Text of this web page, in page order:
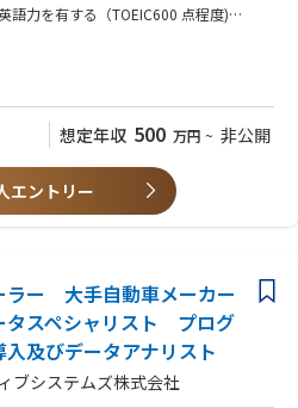
コスト・品質・技術を有する材料・製品
るとともに、
基盤を構築する。
のビジョンを実現する機動力となり、全
品調達業務（発注先決定/管理、価格決
ながら、良品廉価な担当品目の調達を追
競争力と安定調達を実現。
する知識もさることながら、社内外関係
であり、その能力に長け、調整能力に期
語力を有する（TOEIC600 点程度)
識を有し、分析ができる
、チームワークを重視する方
きる方
て仕事に取り組める方
想定年収 500 万円 ~ 非公開
エントリー
ー 大手自動車メーカー
スペシャリスト プログ
及びデータアナリスト
ブシステムズ株式会社